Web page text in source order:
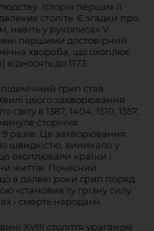
Історія перших її
століть. Є згадки про
навіть у рукописах V
першими достовірний
хвороба, що охоплює
відносять до 1173.
грип став
цього захворювання
в 1387, 1404, 1510, 1557,
сторіччя
9 разів. Це захворювання
швидкістю, виникало у
охоплювали країни і
життів. Почесний
в далекі роки грип поряд
«становив ту грізну силу
і смерть народам».
XVIII століття ураганом